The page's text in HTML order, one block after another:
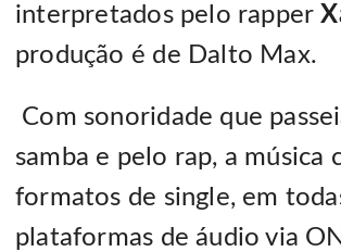
interpretados pelo rapper
produção é de Dalto Max.
Com sonoridade que
samba e pelo rap, a música
formatos de single, em
plataformas de áudio via